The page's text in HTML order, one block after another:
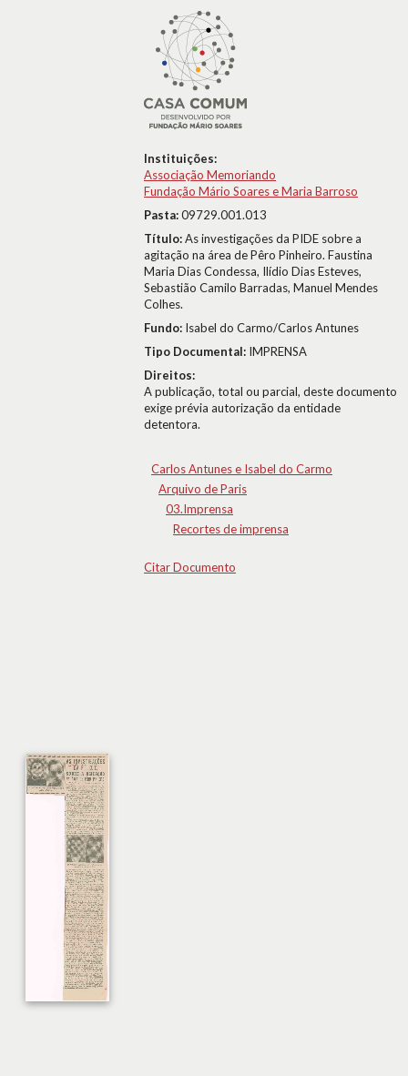
Instituições:
Associação Memoriando
Fundação Mário Soares e Maria Barroso
Pasta:09729.001.013
Título:As investigações da PIDE sobre a
agitação na área de Pêro Pinheiro. Faustina
Maria Dias Condessa, Ilídio Dias Esteves,
Sebastião Camilo Barradas, Manuel Mendes
Colhes.
Fundo: Isabel do Carmo/Carlos Antunes
Tipo Documental: IMPRENSA
Direitos:
A publicação, total ou parcial, deste documento
exige prévia autorização da entidade
detentora.
Carlos Antunes e Isabel do Carmo
Arquivo de Paris
03.Imprensa
Recortes de imprensa
Citar Documento